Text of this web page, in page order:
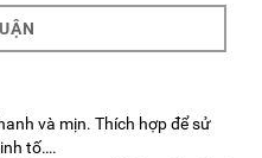
và mịn. Thích hợp để sử
tố….